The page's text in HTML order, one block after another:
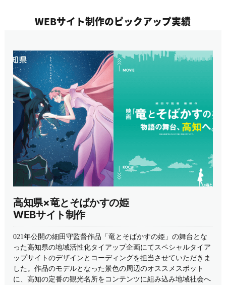
WEBサイト制作のピックアップ実績
高知県×竜とそばかすの姫
WEBサイト制作
021年公開の細田守監督作品「竜とそばかすの姫」の舞台とな
った高知県の地域活性化タイアップ企画にてスペシャルタイア
ップサイトのデザインとコーディングを担当させていただきま
した。作品のモデルとなった景色の周辺のオススメスポット
に、高知の定番の観光名所をコンテンツに組み込み地域社会へ